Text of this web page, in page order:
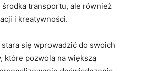
środka transportu, ale również
i kreatywności.
się wprowadzić do swoich
które pozwolą na większą